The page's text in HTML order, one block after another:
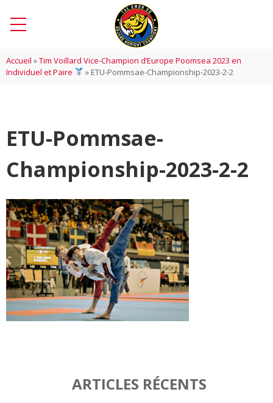
Accueil »Tim Voillard Vice-Champion d’Europe Poomsea 2023 en
Individuel et Paire
» ETU-Pommsae-Championship-2023-2-2
ETU-Pommsae-
Championship-2023-2-2
ARTICLES RÉCENTS